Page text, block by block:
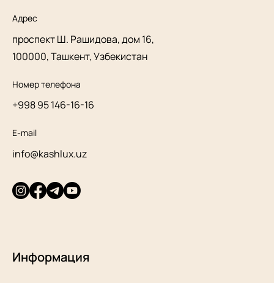
Адрес
проспект Ш. Рашидова, дом 16,
100000, Ташкент, Узбекистан
Номер телефона
+998 95 146-16-16
E-mail
info@kashlux.uz
Информация